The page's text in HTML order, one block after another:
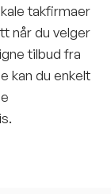
takfirmaer
når du velger
tilbud fra
kan du enkelt